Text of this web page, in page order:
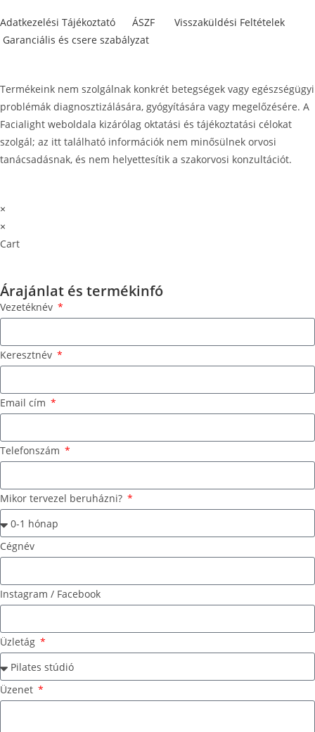
Adatkezelési Tájékoztató ÁSZF
Visszaküldési Feltételek
Garanciális és csere szabályzat
Termékeink nem szolgálnak konkrét betegségek vagy egészségügyi
problémák diagnosztizálására, gyógyítására vagy megelőzésére. A
Facialight weboldala kizárólag oktatási és tájékoztatási célokat
szolgál; az itt található információk nem minősülnek orvosi
tanácsadásnak, és nem helyettesítik a szakorvosi konzultációt.
×
×
Cart
Árajánlat és termékinfó
Vezetéknév
Keresztnév
Email cím
Telefonszám
Mikor tervezel beruházni?
Cégnév
Instagram / Facebook
Üzletág
Üzenet